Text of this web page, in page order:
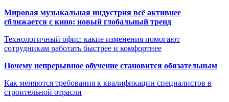
Мировая музыкальная индустрия всё активнее
сближается с кино: новый глобальный тренд
Технологичный офис: какие изменения помогают
сотрудникам работать быстрее и комфортнее
Почему непрерывное обучение становится обязательным
Как меняются требования к квалификации специалистов в
строительной отрасли